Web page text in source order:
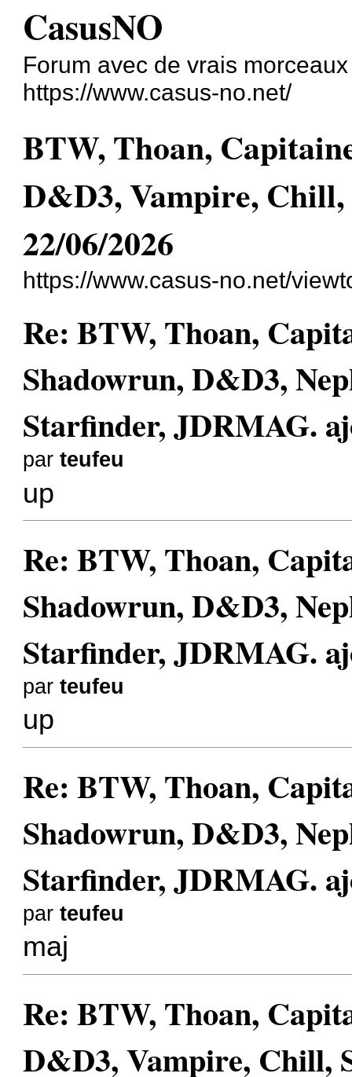
CasusNO
Forum avec de vrais
https://www.casus-no.net/
BTW, Thoan,
D&D3, Vampire,
22/06/2026
https://www.casus-no.net/
Re: BTW, Thoan,
Shadowrun, D&D3,
Starfinder, JDRMAG.
parteufeu
up
Re: BTW, Thoan,
Shadowrun, D&D3,
Starfinder, JDRMAG.
parteufeu
up
Re: BTW, Thoan,
Shadowrun, D&D3,
Starfinder, JDRMAG.
parteufeu
maj
Re: BTW, Thoan,
D&D3, Vampire, Chill,